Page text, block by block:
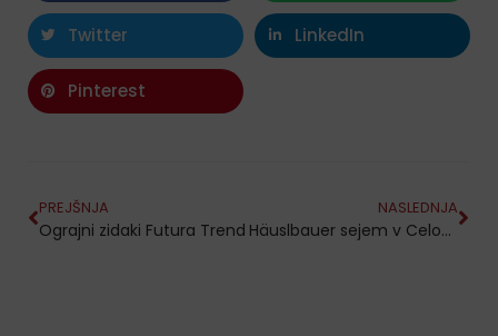
Twitter LinkedIn
Pinterest
PREJŠNJA
Ograjni zidaki Futura Trend
NASLEDNJA
Häuslbauer sejem v Celovcu 28.februar – 01. marec 2020